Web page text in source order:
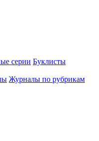
серии Буклисты
Журналы по рубрикам